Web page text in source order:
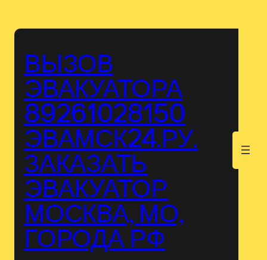
ВЫЗОВ
ЭВАКУАТОРА
89261028150
ЭВАМСК24.РУ.
ЗАКАЗАТЬ
ЭВАКУАТОР
МОСКВА, МО,
ГОРОДА РФ